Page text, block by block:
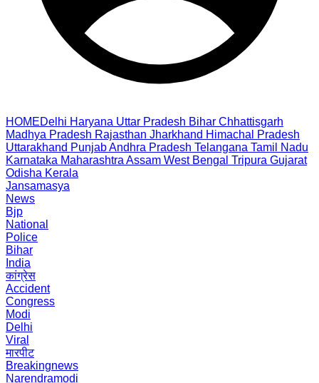
HOMEDelhi Haryana Uttar Pradesh Bihar Chhattisgarh
Madhya Pradesh Rajasthan Jharkhand Himachal Pradesh
Uttarakhand PunjabAndhra Pradesh Telangana Tamil Nadu
Karnataka Maharashtra Assam West Bengal Tripura Gujarat
Odisha Kerala
Jansamasya
News
Bjp
National
Police
Bihar
India
कांग्रेस
Accident
Congress
Modi
Delhi
Viral
मारपीट
Breakingnews
Narendramodi